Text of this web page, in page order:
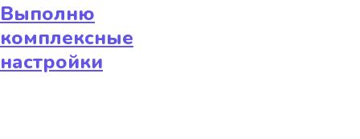
Выполню
комплексные
настройки